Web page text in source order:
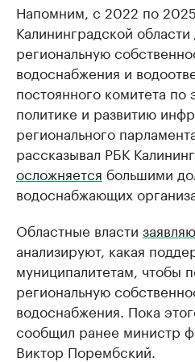
Напомним, с 2022 по
Калининградской
региональную
водоснабжения и
постоянного комитета по
политике и развитию
регионального
рассказывал РБК
осложняется большими
водоснабжающих
Областные власти
анализируют, какая
муниципалитетам, чтобы
региональную
водоснабжения. Пока
сообщил ранее министр
Виктор Порембский.